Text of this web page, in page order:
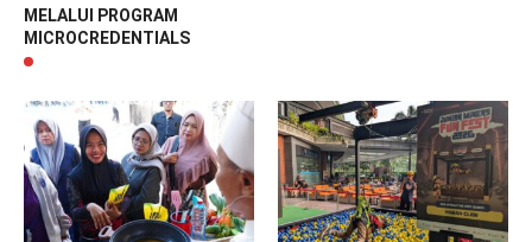
MELALUI PROGRAM
MICROCREDENTIALS